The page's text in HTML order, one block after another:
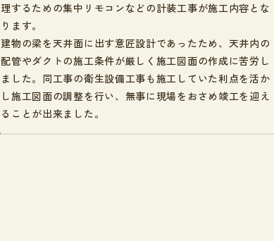
理するための集中リモコンなどの計装工事が施工内容とな
ります。
建物の梁を天井面に出す意匠設計であったため、天井内の
配管やダクトの施工条件が厳しく施工図面の作成に苦労し
ました。同工事の衛生設備工事も施工していた利点を活か
し施工図面の調整を行い、無事に現場をおさめ竣工を迎え
ることが出来ました。